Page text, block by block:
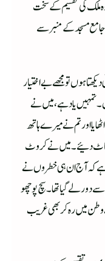
ملک کی تقسیم کے سخت
مسجد کے منبر سے
ہوں تو مجھے بے اختیار
یاد ہے،میں نے
اور تم نے میرے ہاتھ
کاٹ دئیے۔ میں نے کروٹ
ہے کہ آج ان ہی خطروں نے
دور لے گیا تھا۔سچ پوچھو
وطن میں رہ کر بھی غریب